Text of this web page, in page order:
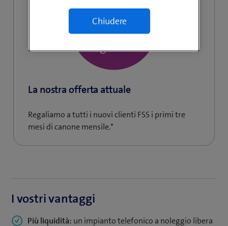
impianto telefonico e terminali per un canone mensile
fisso, che vi permetterà di evitare l’acquisto di costosi
dispositivi e impianti. Non dovrete occuparvi della
costi di investimento per un impianto di proprietà.
L’impianto telefonico virtuale viene gestito in un centro
modelli tariffari Smart Business Connect. Telefonate a un
prezzo fisso verso tutte le reti svizzere e siete online 24
ore su 24 grazie alla connessione internet con protezione
La nostra offerta attuale
Regaliamo a tutti i nuovi clienti FSS i primi tre
mesi di canone mensile.*
I vostri vantaggi
Più liquidità: un impianto telefonico a noleggio libera
Chiudere